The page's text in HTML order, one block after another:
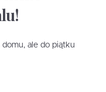
ale do piątku